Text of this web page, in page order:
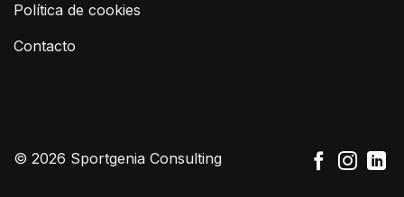
Política de cookies
Contacto
© 2026 Sportgenia Consulting